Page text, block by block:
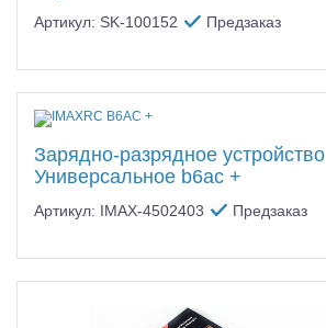
Артикул: SK-100152 Предзаказ
Зарядно-разрядное устройство
Универсальное b6ac +
Артикул: IMAX-4502403 Предзаказ